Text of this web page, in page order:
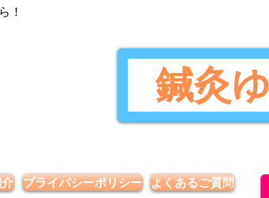
！
鍼灸
プライバシーポリシー よくあるご質問